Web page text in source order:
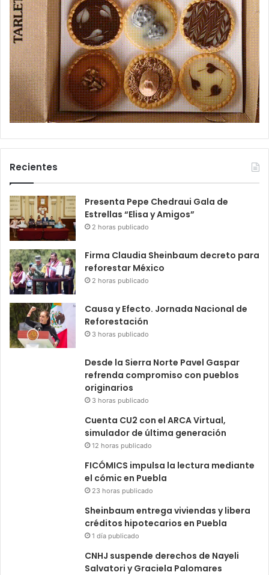
Recientes
Presenta Pepe Chedraui Gala de
Estrellas “Elisa y Amigos”
2 horas publicado
Firma Claudia Sheinbaum decreto para
reforestar México
2 horas publicado
Causa y Efecto. Jornada Nacional de
Reforestación
3 horas publicado
Desde la Sierra Norte Pavel Gaspar
refrenda compromiso con pueblos
originarios
3 horas publicado
Cuenta CU2 con el ARCA Virtual,
simulador de última generación
12 horas publicado
FICÓMICS impulsa la lectura mediante
el cómic en Puebla
23 horas publicado
Sheinbaum entrega viviendas y libera
créditos hipotecarios en Puebla
1 día publicado
CNHJ suspende derechos de Nayeli
Salvatori y Graciela Palomares